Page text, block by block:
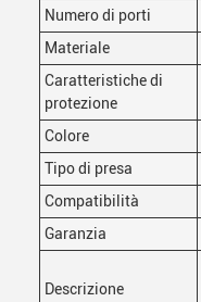
Numero di porti
Materiale
Caratteristiche di
protezione
Colore
Tipo di presa
Compatibilità
Garanzia
Descrizione